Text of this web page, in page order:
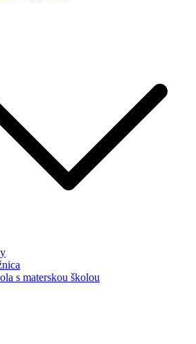
s materskou školou